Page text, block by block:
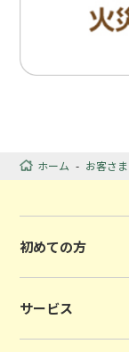
ホーム - お客さ
初めての方
サービス